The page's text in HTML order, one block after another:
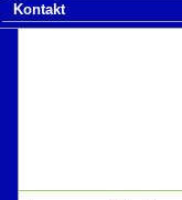
Kontakt